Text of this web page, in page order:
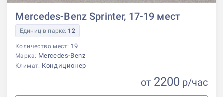
Mercedes-Benz Sprinter, 17-19 мест
Единиц в парке: 12
Количество мест: 19
Марка: Mercedes-Benz
Климат: Кондиционер
от 2200 р/час